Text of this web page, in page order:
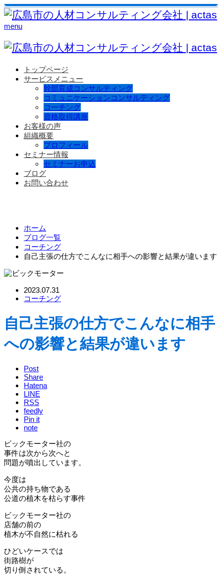
menu
トップページ
サービスメニュー
幹部育成コンサルティング
コミュニケーションコンサルティング
コーチング
資格取得講座
お客様の声
組織概要
プロフィール
セミナー情報
セミナーお申込
ブログ
お問い合わせ
ホーム
ブログ一覧
コーチング
自己主張の仕方でこんなに相手への影響と結果が違います
2023.07.31
コーチング
自己主張の仕方でこんなに相手
への影響と結果が違います
Post
Share
Hatena
LINE
RSS
feedly
Pin it
note
ビックモーター社の
事件は次から次へと
問題が噴出しています。
今度は
公共の持ち物である
公道の植木を枯らす事件
ビックモーター社の
店舗の前の
植木が不自然に枯れる
ひどいケースでは
街路樹が
切り倒されている。